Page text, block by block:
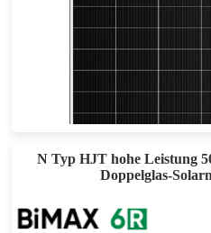
30 Jahre
N Typ HJT hohe Leistung
Doppelglas-